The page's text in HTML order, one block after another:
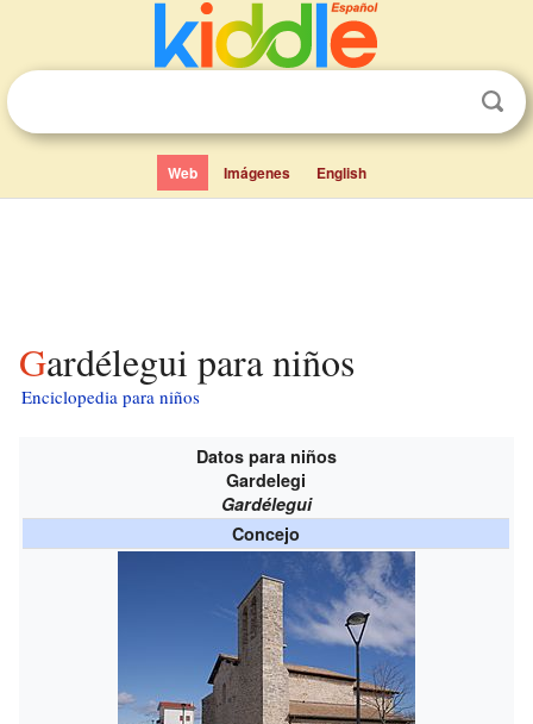
Web Imágenes English
Gardélegui para niños
Enciclopedia para niños
Datos para niños
Gardelegi
Gardélegui
Concejo